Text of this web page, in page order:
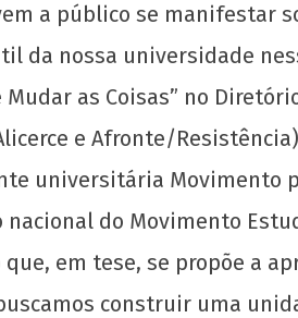
da UNE
8 de
a público se manifestar
da nossa universidade
as Coisas” no
e Afronte/
universitária Movimento
nacional do Movimento
em tese, se propõe a
construir uma